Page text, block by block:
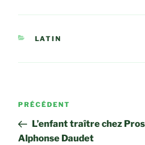
CATÉGORIES
LATIN
Navigation
l’article
Article
précédent
PRÉCÉDENT
L’enfant traître chez
Alphonse Daudet